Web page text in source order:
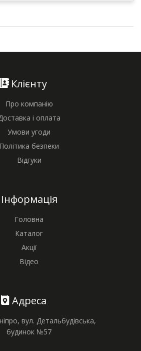
Клієнту
Про компанію
і оплата
Умови угоди
Політика безпеки
Відгуки
Інформація
Головна
Каталог
Акції
Відео
Адреса
вул. Детальбудівська,
будинок №57